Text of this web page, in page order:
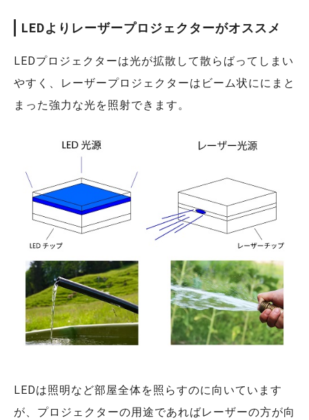
LEDよりレーザープロジェクターがオススメ
LEDプロジェクターは光が拡散して散らばってしまい
やすく、レーザープロジェクターはビーム状ににまと
まった強力な光を照射できます。
LEDは照明など部屋全体を照らすのに向いています
が、プロジェクターの用途であればレーザーの方が向